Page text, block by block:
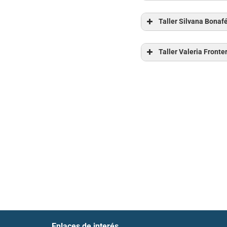
Martinez
Taller Silvana
Dorado, Lina
Taller Valeria